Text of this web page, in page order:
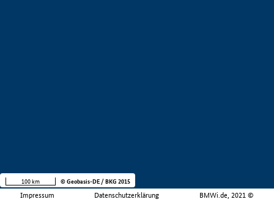
Impressum Datenschutzerklärung BMWi.de, 2021 ©
100 km © Geobasis-DE / BKG 2015